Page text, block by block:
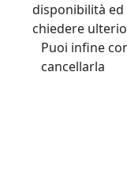
disponibilità ed
chiedere
Puoi infine
cancellarla